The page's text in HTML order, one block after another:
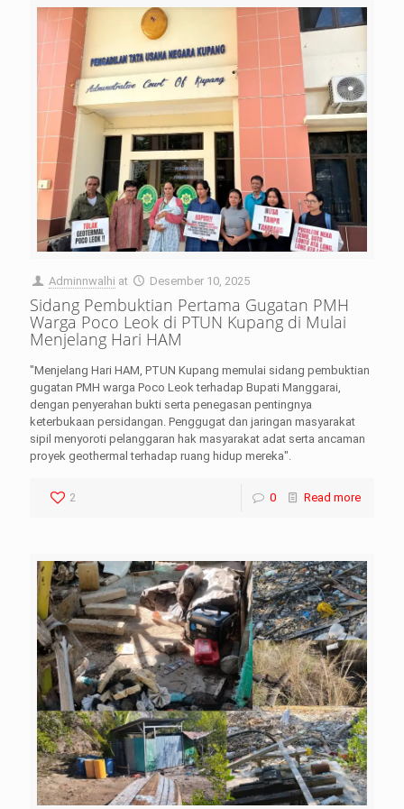
Adminnwalhi at Desember 10, 2025
Sidang Pembuktian Pertama Gugatan PMH
Warga Poco Leok di PTUN Kupang di Mulai
Menjelang Hari HAM
"Menjelang Hari HAM, PTUN Kupang memulai sidang pembuktian
gugatan PMH warga Poco Leok terhadap Bupati Manggarai,
dengan penyerahan bukti serta penegasan pentingnya
keterbukaan persidangan. Penggugat dan jaringan masyarakat
sipil menyoroti pelanggaran hak masyarakat adat serta ancaman
proyek geothermal terhadap ruang hidup mereka".
2 0 Read more